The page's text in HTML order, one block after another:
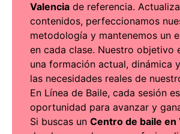
Valencia de referencia.
contenidos, perfeccionamos
metodología y mantenemos un
en cada clase. Nuestro objetivo
una formación actual, dinámica
las necesidades reales de
En Línea de Baile, cada sesión
oportunidad para avanzar y
Si buscas un Centro de baile en